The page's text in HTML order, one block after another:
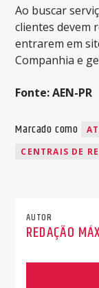
Ao buscar
clientes devem
entrarem em
Companhia e
Fonte: AEN-PR
Marcado como
CENTRAIS DE
AUTOR
REDAÇÃO